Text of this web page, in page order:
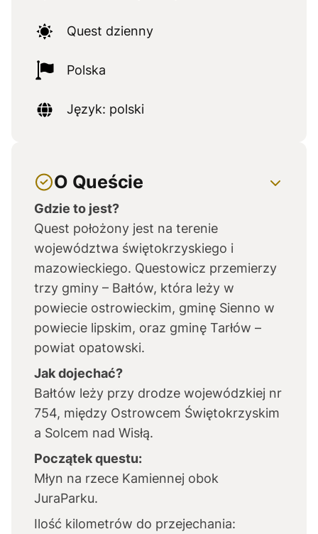
Quest dzienny
Polska
Język: polski
O Queście
Gdzie to jest?
Quest położony jest na terenie
województwa świętokrzyskiego i
mazowieckiego. Questowicz przemierzy
trzy gminy – Bałtów, która leży w
powiecie ostrowieckim, gminę Sienno w
powiecie lipskim, oraz gminę Tarłów –
powiat opatowski.
Jak dojechać?
Bałtów leży przy drodze wojewódzkiej nr
754, między Ostrowcem Świętokrzyskim
a Solcem nad Wisłą.
Początek questu:
Młyn na rzece Kamiennej obok
JuraParku.
Ilość kilometrów do przejechania: